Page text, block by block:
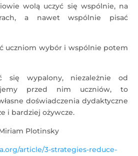
wolą uczyć się wspólnie, na
a nawet wspólnie pisać
uczniom wybór i wspólnie potem
wypalony, niezależnie od
przed nim uczniów, to
doświadczenia dydaktyczne
i bardziej ożywcze.
Plotinsky
article/3-strategies-reduce-